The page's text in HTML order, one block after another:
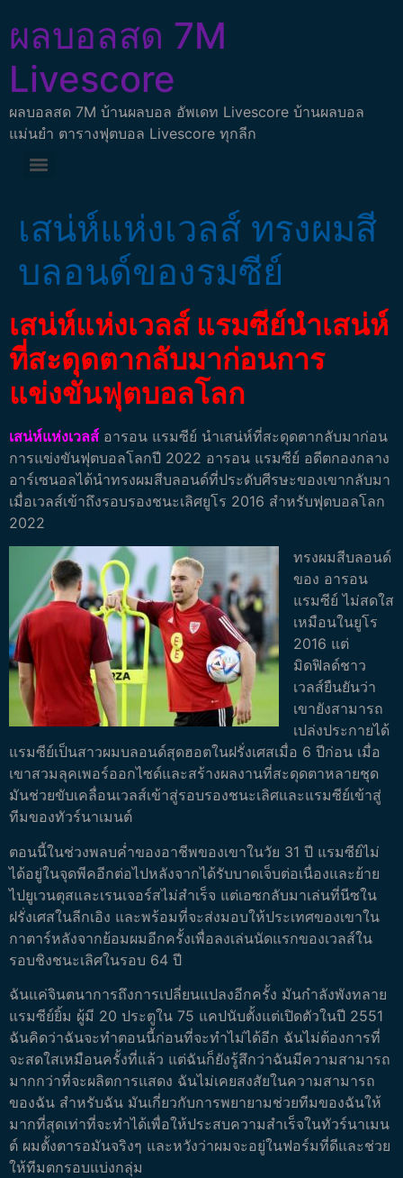
ผลบอลสด 7M
Livescore
ผลบอลสด 7M บ้านผลบอล อัพเดท Livescore บ้านผลบอล
แม่นยำ ตารางฟุตบอล Livescore ทุกลีก
เสน่ห์แห่งเวลส์ ทรงผมสี
บลอนด์ของรมซีย์
เสน่ห์แห่งเวลส์ แรมซีย์นำเสน่ห์
ที่สะดุดตากลับมาก่อนการ
แข่งขันฟุตบอลโลก
เสน่ห์แห่งเวลส์ อารอน แรมซีย์ นำเสน่ห์ที่สะดุดตากลับมาก่อน
การแข่งขันฟุตบอลโลกปี 2022 อารอน แรมซีย์ อดีตกองกลาง
อาร์เซนอลได้นำทรงผมสีบลอนด์ที่ประดับศีรษะของเขากลับมา
เมื่อเวลส์เข้าถึงรอบรองชนะเลิศยูโร 2016 สำหรับฟุตบอลโลก
2022
ทรงผมสีบลอนด์
ของ อารอน
แรมซีย์ ไม่สดใส
เหมือนในยูโร
2016 แต่
มิดฟิลด์ชาว
เวลส์ยืนยันว่า
เขายังสามารถ
เปล่งประกายได้
แรมซีย์เป็นสาวผมบลอนด์สุดฮอตในฝรั่งเศสเมื่อ 6 ปีก่อน เมื่อ
เขาสวมลุคเพอร์ออกไซด์และสร้างผลงานที่สะดุดตาหลายชุด
มันช่วยขับเคลื่อนเวลส์เข้าสู่รอบรองชนะเลิศและแรมซีย์เข้าสู่
ทีมของทัวร์นาเมนต์
ตอนนี้ในช่วงพลบค่ำของอาชีพของเขาในวัย 31 ปี แรมซีย์ไม่
ได้อยู่ในจุดพีคอีกต่อไปหลังจากได้รับบาดเจ็บต่อเนื่องและย้าย
ไปยูเวนตุสและเรนเจอร์สไม่สำเร็จ แต่เอซกลับมาเล่นที่นีซใน
ฝรั่งเศสในลีกเอิง และพร้อมที่จะส่งมอบให้ประเทศของเขาใน
กาตาร์หลังจากย้อมผมอีกครั้งเพื่อลงเล่นนัดแรกของเวลส์ใน
รอบชิงชนะเลิศในรอบ 64 ปี
ฉันแค่จินตนาการถึงการเปลี่ยนแปลงอีกครั้ง มันกำลังพังทลาย
แรมซีย์ยิ้ม ผู้มี 20 ประตูใน 75 แคปนับตั้งแต่เปิดตัวในปี 2551
ฉันคิดว่าฉันจะทำตอนนี้ก่อนที่จะทำไม่ได้อีก ฉันไม่ต้องการที่
จะสดใสเหมือนครั้งที่แล้ว แต่ฉันก็ยังรู้สึกว่าฉันมีความสามารถ
มากกว่าที่จะผลิตการแสดง ฉันไม่เคยสงสัยในความสามารถ
ของฉัน สำหรับฉัน มันเกี่ยวกับการพยายามช่วยทีมของฉันให้
มากที่สุดเท่าที่จะทำได้เพื่อให้ประสบความสำเร็จในทัวร์นาเมน
ต์ ผมตั้งตารอมันจริงๆ และหวังว่าผมจะอยู่ในฟอร์มที่ดีและช่วย
ให้ทีมตกรอบแบ่งกลุ่ม